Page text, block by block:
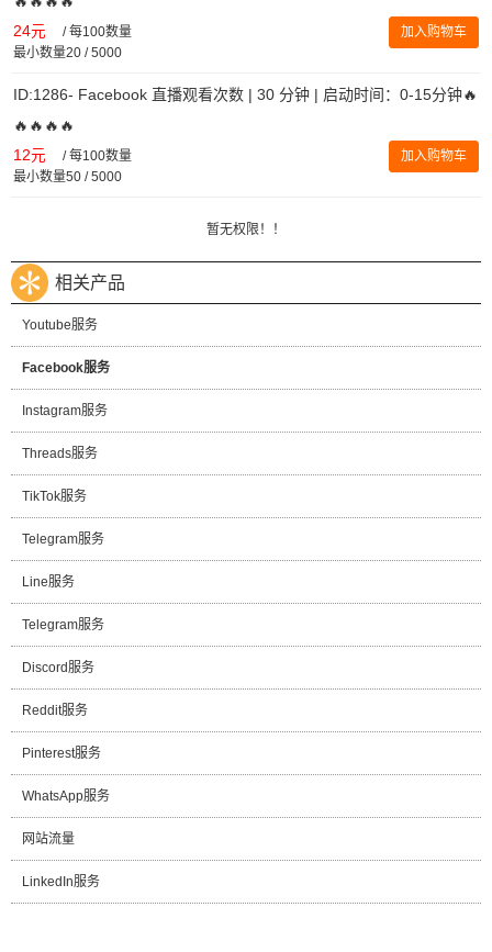
24元 /每100数量
最小数量20 / 5000
加入购物车
ID:1286- Facebook 直播观看次数 | 30 分钟 | 启动时间：0-15分钟🔥
🔥🔥🔥🔥
12元 /每100数量
最小数量50 / 5000
加入购物车
暂无权限！！
相关产品
Youtube服务
Facebook服务
Instagram服务
Threads服务
TikTok服务
Telegram服务
Line服务
Telegram服务
Discord服务
Reddit服务
Pinterest服务
WhatsApp服务
网站流量
LinkedIn服务